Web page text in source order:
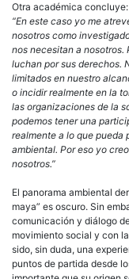
Otra académica concluye:
“En este caso yo me
nosotros como
nos necesitan a nosotros.
luchan por sus derechos.
limitados en nuestro
o incidir realmente en la
las organizaciones de la
podemos tener una
realmente a lo que pueda
ambiental. Por eso yo
nosotros.”
El panorama ambiental
maya” es oscuro. Sin
comunicación y diálogo
movimiento social y con
sido, sin duda, una
puntos de partida desde